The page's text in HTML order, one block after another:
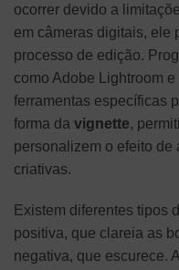
ocorrer devido a
em câmeras digitais, ele
processo de edição.
como Adobe Lightroom
ferramentas específicas
forma da vignette,
personalizem o efeito de
criativas.
Existem diferentes tipos
positiva, que clareia as
negativa, que escurece.